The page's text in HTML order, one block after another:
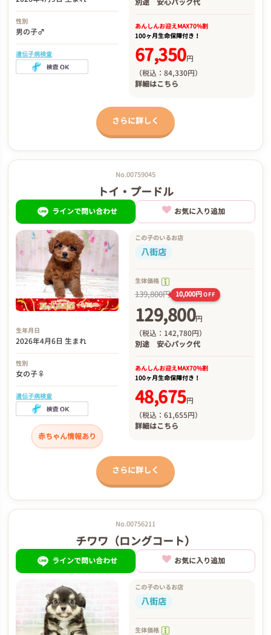
性別
男の子♂
遺伝子病検査
別途 安心パック代
あんしんお迎えMAX70%割
100ヶ月生命保障付き！
67,350円
（税込：84,330円）
詳細はこちら
さらに詳しく
No.00759045
トイ・プードル
ラインで問い合わせ お気に入り追加
生年月日
2026年4月6日 生まれ
性別
女の子♀
遺伝子病検査
赤ちゃん情報あり
この子のいるお店
八街店
生体価格
139,800円 10,000円OFF
129,800円
（税込：142,780円）
別途 安心パック代
あんしんお迎えMAX70%割
100ヶ月生命保障付き！
48,675円
（税込：61,655円）
詳細はこちら
さらに詳しく
No.00756211
チワワ（ロングコート）
ラインで問い合わせ お気に入り追加
この子のいるお店
八街店
生体価格